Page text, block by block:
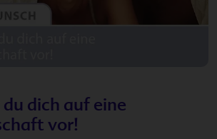
dich auf eine
vor!